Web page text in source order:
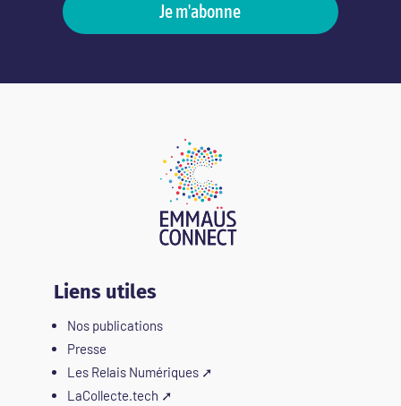
Je m'abonne
Liens utiles
Nos publications
Presse
Les Relais Numériques➚
LaCollecte.tech ➚